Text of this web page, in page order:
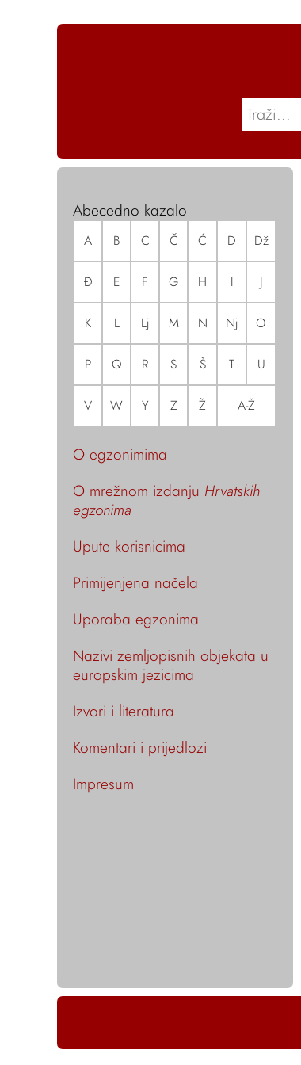
Abecedno kazalo
A B C Č Ć D Dž
Đ E F G H I J
K L Lj M N Nj O
P Q R S Š T U
V W Y Z Ž A-Ž
O egzonimima
O mrežnom izdanju Hrvatskih
egzonima
Upute korisnicima
Primijenjena načela
Uporaba egzonima
Nazivi zemljopisnih objekata u
europskim jezicima
Izvori i literatura
Komentari i prijedlozi
Impresum